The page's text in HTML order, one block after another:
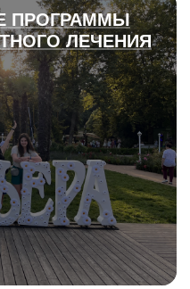
ПРОГРАММЫ
ЛЕЧЕНИЯ